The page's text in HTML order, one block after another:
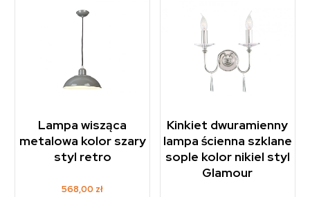
Lampa wisząca
metalowa kolor szary
styl retro
568,00 zł
Kinkiet dwuramienny
lampa ścienna szklane
sople kolor nikiel styl
Glamour